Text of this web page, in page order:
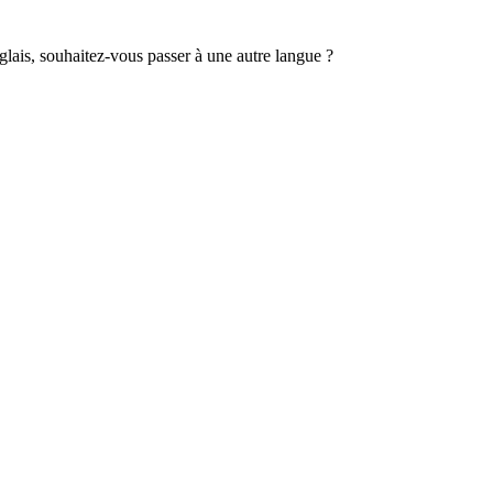
souhaitez-vous passer à une autre langue ?